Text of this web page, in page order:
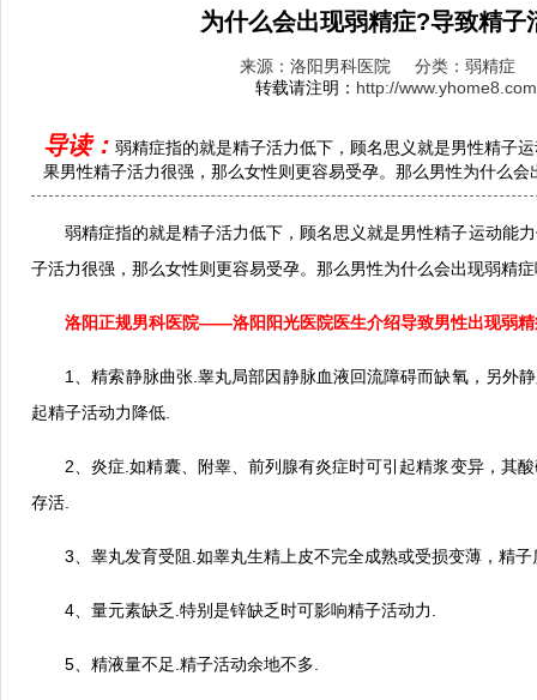
为什么会出现弱精症?导致精子
来源：洛阳男科医院
分类：弱精症
转载请注明： http://
导读： 弱精症指的就是精子活力低下，顾名思义就是男性精子
果男性精子活力很强，那么女性则更容易受孕。那么男性为什么会
弱精症指的就是精子活力低下，顾名思义就是男性精子运动能力
子活力很强，那么女性则更容易受孕。那么男性为什么会出现弱精
洛阳正规男科医院——洛阳阳光医院医生介绍导致男性出现弱精
1、精索静脉曲张.睾丸局部因静脉血液回流障碍而缺氧，另外
起精子活动力降低.
2、炎症.如精囊、附睾、前列腺有炎症时可引起精浆变异，其酸
存活.
3、睾丸发育受阻.如睾丸生精上皮不完全成熟或受损变薄，精子
4、量元素缺乏.特别是锌缺乏时可影响精子活动力.
5、精液量不足.精子活动余地不多.